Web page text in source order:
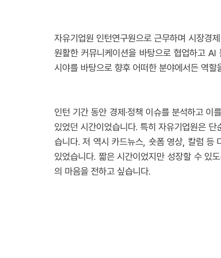
자유기업원 인턴연구원으로 근무하며 시장경
원활한 커뮤니케이션을 바탕으로 협업하고
시야를 바탕으로 향후 어떠한 분야에서든 역
인턴 기간 동안 경제·정책 이슈를 분석하고
있었던 시간이었습니다. 특히 자유기업원은
습니다. 저 역시 카드뉴스, 숏폼 영상, 칼럼 등
있었습니다. 짧은 시간이었지만 성장할 수 있
의 마음을 전하고 싶습니다.